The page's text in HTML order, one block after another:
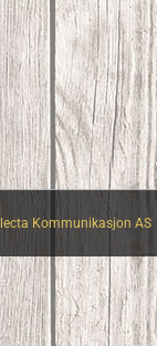
Kommunikasjon AS